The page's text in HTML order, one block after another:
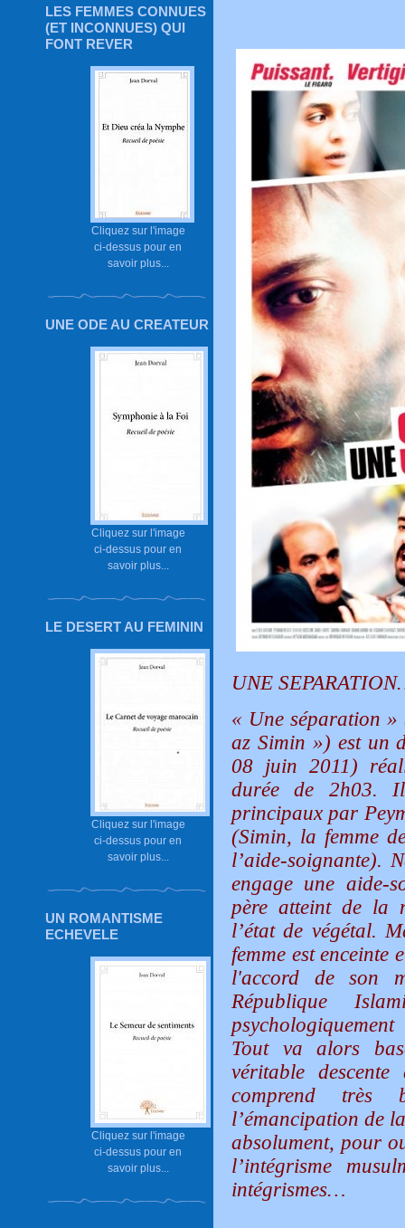
LES FEMMES CONNUES
(ET INCONNUES) QUI
FONT REVER
Cliquez sur l'image
ci-dessus pour en
savoir plus...
UNE ODE AU CREATEUR
Cliquez sur l'image
ci-dessus pour en
savoir plus...
LE DESERT AU FEMININ
Cliquez sur l'image
ci-dessus pour en
savoir plus...
UN ROMANTISME
ECHEVELE
Cliquez sur l'image
ci-dessus pour en
savoir plus...
UNE
« Une séparation
az Simin ») est un
08 juin 2011)
durée de 2h03.
principaux par
(Simin, la femme
l’aide-soignante).
engage une aide-
père atteint de la
l’état de végétal.
femme est enceinte
l'accord de son
République
Tout va alors
véritable
comprend très
l’émancipation de
absolument, pour
l’intégrisme
intégrismes…